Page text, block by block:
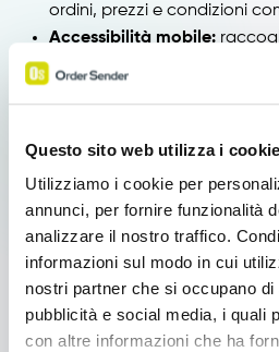
Questo sito web utilizza i cookie
Utilizziamo i cookie per
annunci, per fornire funzionalità
analizzare il nostro traffico.
informazioni sul modo in cui
nostri partner che si occupano
pubblicità e social media, i quali
con altre informazioni che ha
ordini, prezzi e condizioni
Accessibilità mobile:
ti trovi, da Smartphone e
Moduli aggiuntivi
misura
Order Senderè potenziabile
Aggiuntivi: